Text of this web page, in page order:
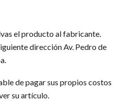
el producto al fabricante.
dirección Av. Pedro de
de pagar sus propios costos
su artículo.